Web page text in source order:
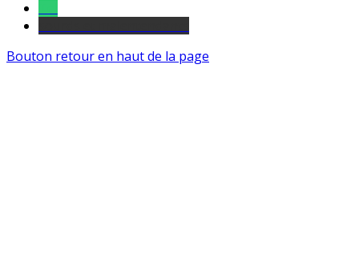
Bouton retour en haut de la page